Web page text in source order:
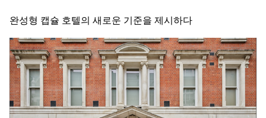
완성형 캡슐 호텔의 새로운 기준을 제시하다